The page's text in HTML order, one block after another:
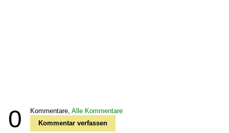
0 Kommentare, Alle Kommentare
Kommentar verfassen